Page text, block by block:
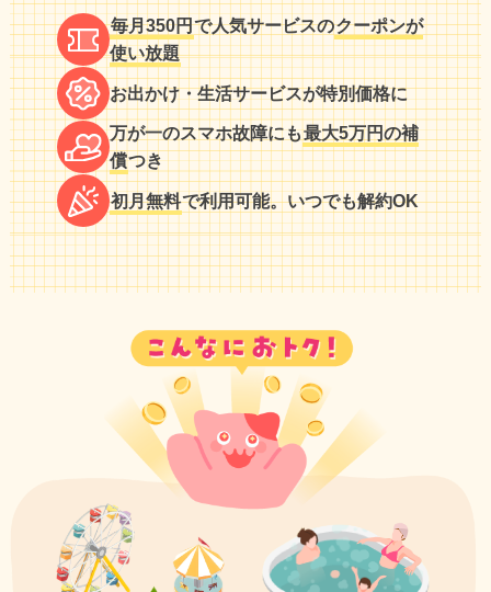
毎月350円で人気サービスのクーポンが
使い放題
お出かけ・生活サービスが特別価格に
万が一のスマホ故障にも最大5万円の補
償つき
初月無料で利用可能。いつでも解約OK